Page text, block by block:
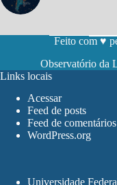
Feito com ♥
Observatório da
Links locais
Acessar
Feed de posts
Feed de comentários
WordPress.org
Universidade